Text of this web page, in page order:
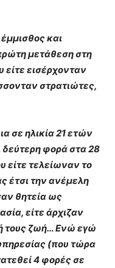
και
μετάθεση στη
είτε εισέρχονταν
στρατιώτες,
σε ηλικία 21 ετών
δεύτερη φορά στα 28
είτε τελείωναν το
έτσι την ανέμελη
θητεία ως
είτε άρχιζαν
τους ζωή… Ενώ εγώ
(που τώρα
4 φορές σε